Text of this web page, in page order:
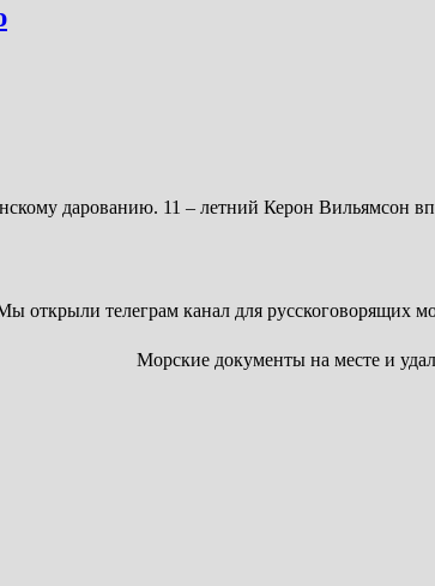
дарованию. 11 – летний Керон Вильямсон
открыли телеграм канал для русскоговорящих
Морские документы на месте и